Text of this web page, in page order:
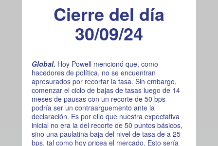
Cierre del día
30/09/24
Global. Hoy Powell mencionó que, como
hacedores de política, no se encuentran
apresurados por recortar la tasa. Sin embargo,
comenzar el ciclo de bajas de tasas luego de 14
meses de pausas con un recorte de 50 bps
podría ser un contraarguemento ante la
declaración. Es por ello que nuestra expectativa
inicial no era la del recorte de 50 puntos básicos,
sino una paulatina baja del nivel de tasa de a 25
bps, tal como hoy pricea el mercado. Esto sería